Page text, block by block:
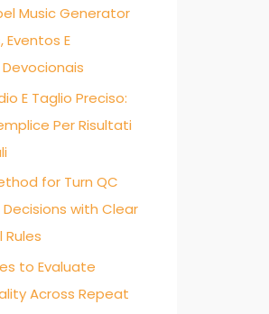
Music Generator
Eventos E
E Taglio Preciso:
Per Risultati
for Turn QC
with Clear
Rules
to Evaluate
Across Repeat